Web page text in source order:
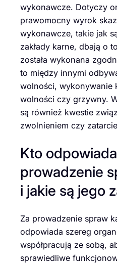
wykonawcze. Dotyczy
prawomocny wyrok
wykonawcze, takie jak
zakłady karne, dbają o
została wykonana
to między innymi
wolności, wykonywanie
wolności czy grzywny.
są również kwestie
zwolnieniem czy
Kto
prowadzenie
i jakie są jego
Za prowadzenie spraw
odpowiada szereg
współpracują ze sobą,
sprawiedliwe